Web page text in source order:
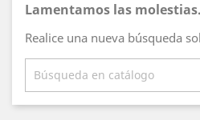
Lamentamos las molestias.
Realice una nueva búsqueda